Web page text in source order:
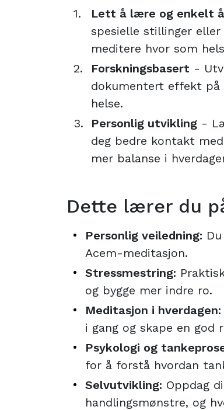
Lett å lære og enkelt
spesielle stillinger eller
meditere hvor som
Forskningsbasert -
dokumentert effekt på
helse.
Personlig utvikling -
deg bedre kontakt
mer balanse i
Dette lærer du
Personlig veiledning:
Acem-meditasjon.
Stressmestring:
og bygge mer indre ro.
Meditasjon i hverdagen:
i gang og skape en god
Psykologi og
for å forstå hvordan
Selvutvikling: Oppdag
handlingsmønstre, og